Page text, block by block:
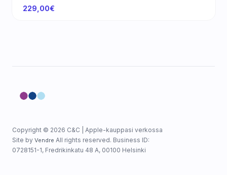
229,00€
Copyright © 2026 C&C | Apple-kauppasi verkossa
Site by Vendre All rights reserved. Business ID:
0728151-1, Fredrikinkatu 48 A, 00100 Helsinki